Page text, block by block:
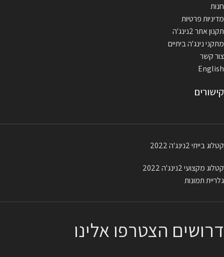
חנות
מדיניות פרטיות
תקנון אתר 2נינג'ה
מתקני נינג'ה ביתיים
צור קשר
English
קישורים
קטלוג בייתי 2נינג'ה 2022
קטלוג מקצועי 2נינג'ה 2022
גלריית תמונות
דרושים הצטרפו אלינו